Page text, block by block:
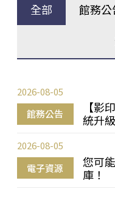
全部 館務公
館務公告
【影
統升
2026-08-05
電子資源
您可
庫！
2026-08-05